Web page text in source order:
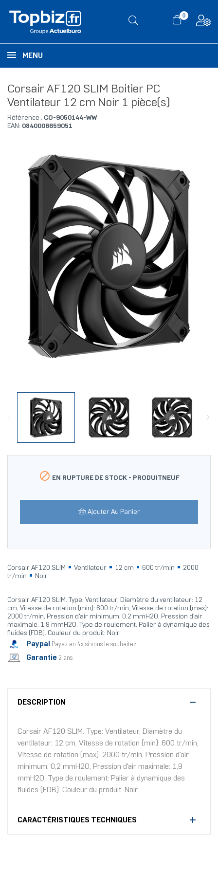
0
MENU
Corsair AF120 SLIM Boitier PC
Ventilateur 12 cm Noir 1 pièce(s)
Référence : CO-9050144-WW
EAN: 0840006659051
 EN RUPTURE DE STOCK - PRODUITNEUF
Ajouter Au Panier
Corsair AF120 SLIM Ventilateur 12 cm 600 tr/min
2000
tr/min
Noir
Corsair AF120 SLIM. Type: Ventilateur, Diamètre du ventilateur: 12
cm, Vitesse de rotation (min): 600 tr/min, Vitesse de rotation (max):
2000 tr/min, Pression d'air minimum: 0,2 mmH2O, Pression d'air
maximale: 1,9 mmH2O, Type de roulement: Palier à dynamique des
fluides (FDB). Couleur du produit: Noir
Paypal Payez en 4x si vous le souhaitez
Garantie 2 ans
DESCRIPTION
Corsair AF120 SLIM. Type: Ventilateur, Diamètre du
ventilateur: 12 cm, Vitesse de rotation (min): 600 tr/min,
Vitesse de rotation (max): 2000 tr/min, Pression d'air
minimum: 0,2 mmH2O, Pression d'air maximale: 1,9
mmH2O, Type de roulement: Palier à dynamique des
fluides (FDB). Couleur du produit: Noir
CARACTÉRISTIQUES TECHNIQUES